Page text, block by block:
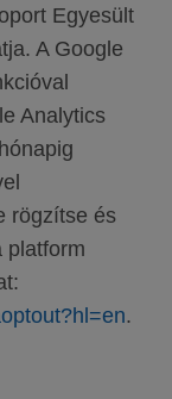
Egyesült
A Google
Analytics
rögzítse és
platform
.